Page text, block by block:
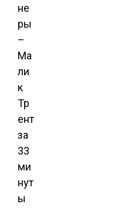
не
ры
–
Ма
ли
к
Тр
ент
за
33
ми
нут
ы